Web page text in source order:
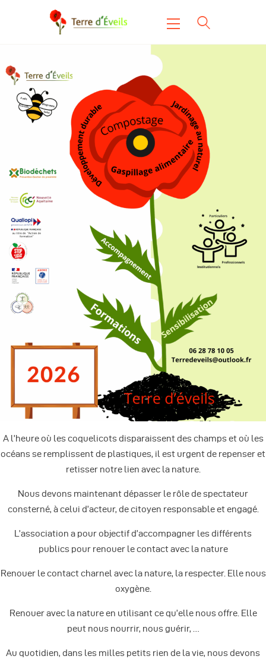
TERRE D'ÉVEILS
Accueil
Animation &
Sensibilisation
Formation
Accompagnement De
Projet
Association
A l’heure où les coquelicots disparaissent des champs et où les
océans se remplissent de plastiques, il est urgent de repenser et
retisser notre lien avec la nature.
Nous devons maintenant dépasser le rôle de spectateur
consterné, à celui d’acteur, de citoyen responsable et engagé.
L’association a pour objectif d’accompagner les différents
publics pour renouer le contact avec la nature
Renouer le contact charnel avec la nature, la respecter. Elle nous
oxygène.
Renouer avec la nature en utilisant ce qu’elle nous offre. Elle
peut nous nourrir, nous guérir, …
Au quotidien, dans les milles petits rien de la vie, nous devons